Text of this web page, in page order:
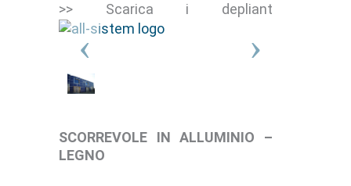
>> Scarica i depliant
SCORREVOLE IN ALLUMINIO –
LEGNO